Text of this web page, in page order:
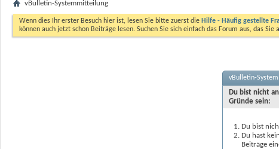
vBulletin-Systemmitteilung
Wenn dies Ihr erster Besuch hier ist, lesen Sie bitte zuerst die Hilfe - Häufig gestellte
können auch jetzt schon Beiträge lesen. Suchen Sie sich einfach das Forum aus, das
vBulletin-
Du bist nicht
Gründe sein:
Du bist
Du hast
Beiträge